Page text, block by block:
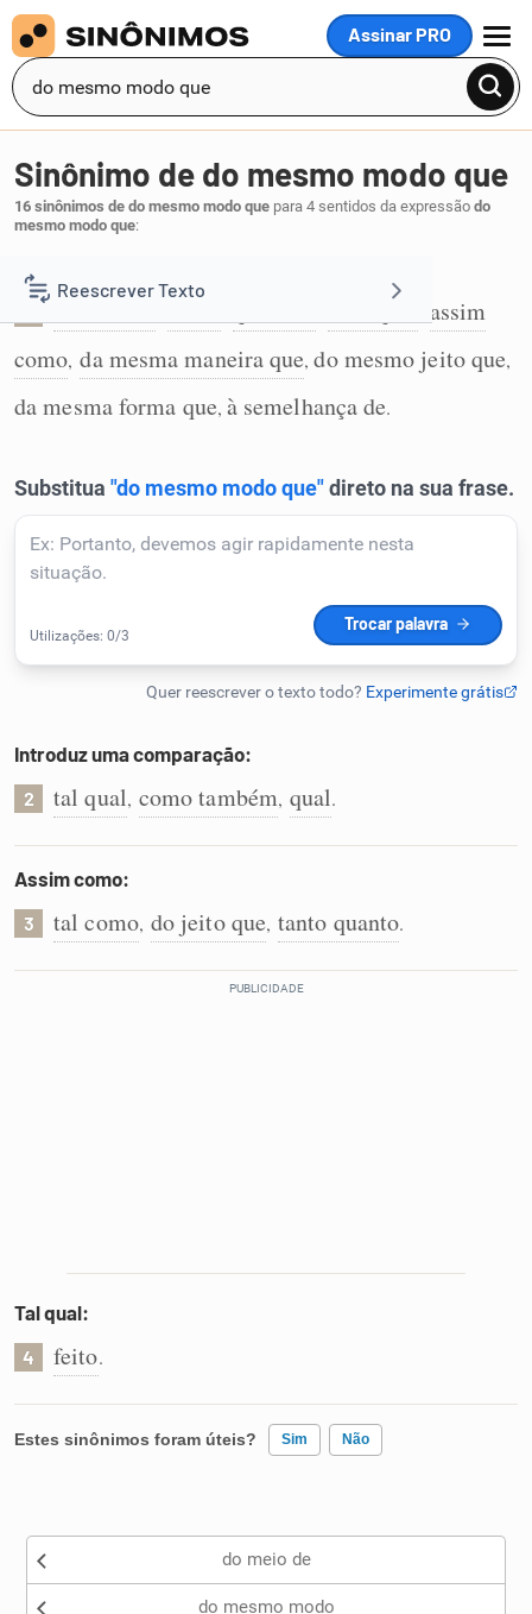
Assinar PRO
MENU
Reescrever Texto
Resumir Texto
Detector de IA
Humanizador de IA
Cata-letras
Conexões
Sinônimo de do mesmo modo que
16 sinônimos de do mesmo modo que para 4 sentidos da expressão do
mesmo modo que:
Assim como:
assim
como, da mesma maneira que,do mesmo jeito que,
da mesma forma que, à semelhança de.
Introduz uma comparação:
2 tal qual, como também, qual.
Assim como:
3 tal como, do jeito que, tanto quanto.
Tal qual:
4 feito.
Estes sinônimos foram úteis? Sim Não
Nenhum dos sinônimos apresentados me ajudou
do meio de
do mesmo modo